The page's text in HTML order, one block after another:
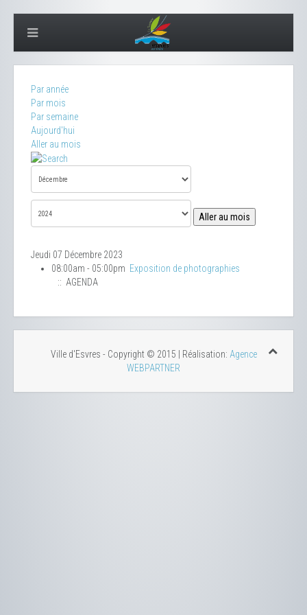
Par année
Par mois
Par semaine
Aujourd'hui
Aller au mois
Aller au mois
Jeudi 07 Décembre 2023
08:00am - 05:00pm Exposition de photographies
:: AGENDA
Ville d'Esvres - Copyright © 2015 | Réalisation: Agence
WEBPARTNER